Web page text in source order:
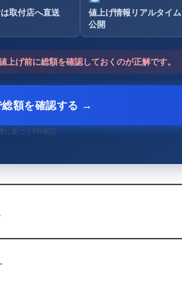
取付店へ直送
値上げ情報リアルタイム
公開
げ前に総額を確認しておくのが正解です。
額を確認する →
に基づくPR表記